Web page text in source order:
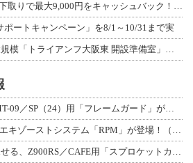
ポートキャンペーン」を8/1～10/31まで実